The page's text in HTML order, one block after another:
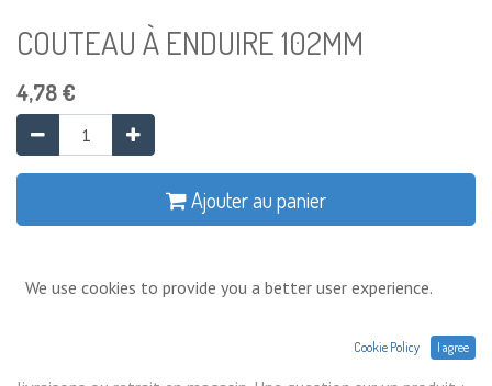
COUTEAU À ENDUIRE 102MM
4,78€
Ajouter au panier
Prix exprimés Hors TVA. Expéditions,
We use cookies to provide you a better user experience.
Cookie Policy I agree